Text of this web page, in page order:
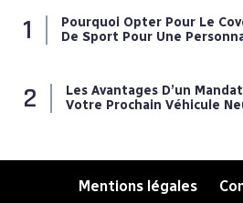
Pourquoi Opter Pour Le
De Sport Pour Une
Les Avantages D’un
Votre Prochain Véhicule
Mentions légales